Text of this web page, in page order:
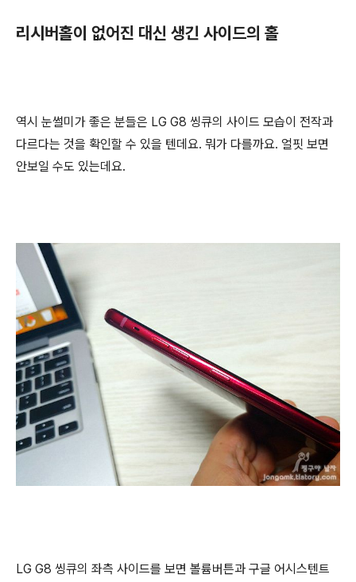
리시버홀이 없어진 대신 생긴 사이드의 홀
역시 눈썰미가 좋은 분들은 LG G8 씽큐의 사이드 모습이 전작과
다르다는 것을 확인할 수 있을 텐데요. 뭐가 다를까요. 얼핏 보면
안보일 수도 있는데요.
LG G8 씽큐의 좌측 사이드를 보면 볼륨버튼과 구글 어시스텐트